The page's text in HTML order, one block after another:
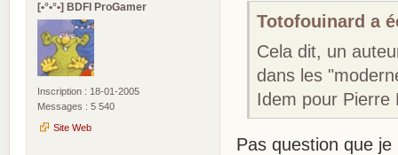
[•°•°•] BDFI ProGamer
Inscription : 18-01-2005
Messages : 5 540
Site Web
Totofouinard a
Cela dit, un
dans les
Idem pour Pierre
Pas question que